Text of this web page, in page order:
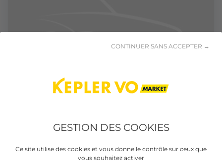
GESTION DES COOKIES
Ce site utilise des cookies et vous donne le contrôle sur ceux que
vous souhaitez activer
CONTINUER SANS ACCEPTER →
RENAULT SCENIC IV
Essence Manuelle 3 500 km 12/2017